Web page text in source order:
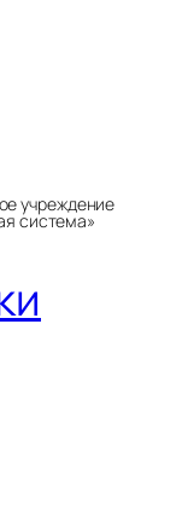
учреждение
система»